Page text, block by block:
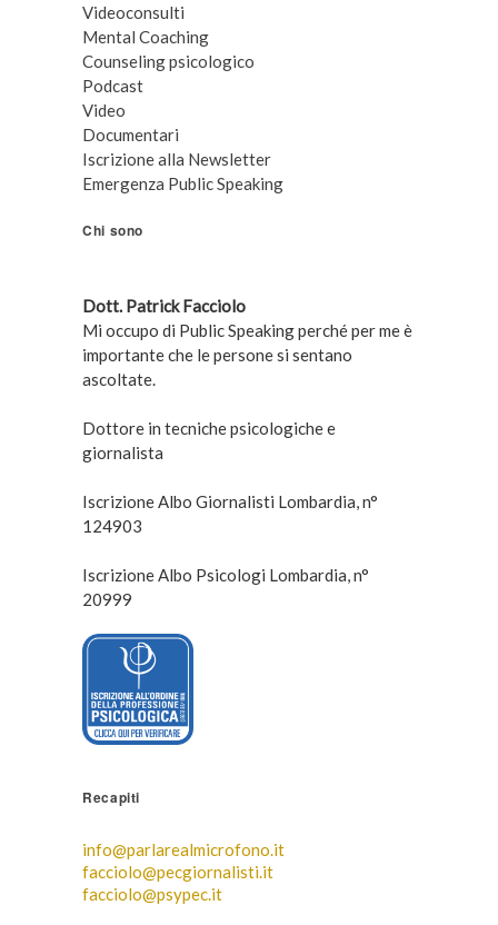
Videoconsulti
Mental Coaching
Counseling psicologico
Podcast
Video
Documentari
Iscrizione alla Newsletter
Emergenza Public Speaking
Chi sono
Dott. Patrick Facciolo
Mi occupo di Public Speaking perché per me è
importante che le persone si sentano
ascoltate.
Dottore in tecniche psicologiche e
giornalista
Iscrizione Albo Giornalisti Lombardia, n°
124903
Iscrizione Albo Psicologi Lombardia, n°
20999
Recapiti
info@parlarealmicrofono.it
facciolo@pecgiornalisti.it
facciolo@psypec.it